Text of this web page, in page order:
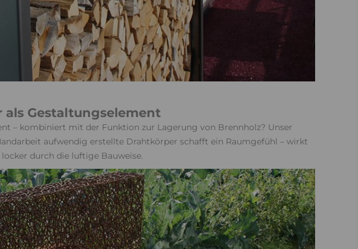
als Gestaltungselement
– kombiniert mit der Funktion zur Lagerung von Brennholz? Unser
aufwendig erstellte Drahtkörper schafft ein Raumgefühl – wirkt
durch die luftige Bauweise.